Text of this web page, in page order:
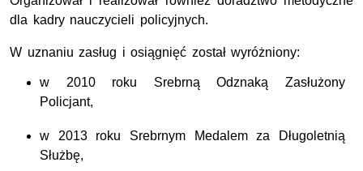
dla kadry nauczycieli policyjnych.
W uznaniu zasług i osiągnięć został wyróżniony:
w 2010 roku Srebrną OdznakąZasłużony
Policjant,
w 2013 roku Srebrnym Medalem za Długoletnią
Służbę,